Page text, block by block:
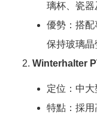
璃杯、瓷器
優勢：搭配
保持玻璃晶
Winterhalter
定位：中
特點：採